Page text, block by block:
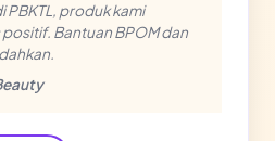
PBKTL, produk kami
Bantuan BPOM dan